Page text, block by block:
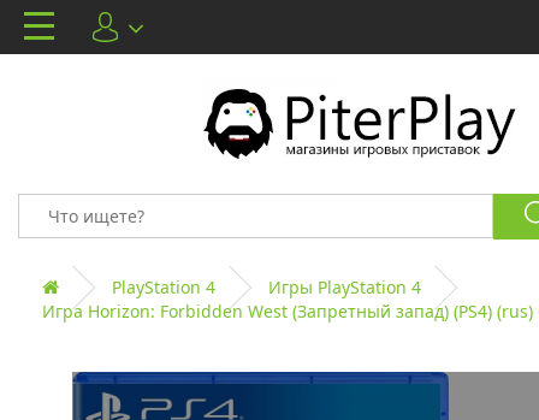
PlayStation 4
Игры PlayStation 4
Игра Horizon: Forbidden West (Запретный запад) (PS4) (rus)